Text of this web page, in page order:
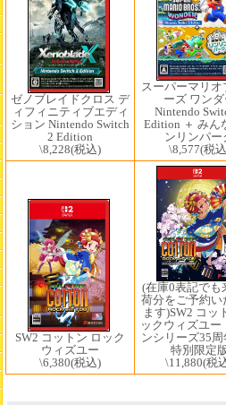
ゼノブレイドクロス デ
ィフィニティブエディ
ション Nintendo Switch
2 Edition
\8,228(税込)
スーパーマリオ
ーズ ワン
Nintendo
Edition ＋ みん
ンリンパー
\8,577(税
SW2 コットン ロック
ウィズユー
\6,380(税込)
(在庫0表記でも
荷分をご予約い
ます)SW2 コッ
ックウィズユー
ンシリーズ35
特別限定
\11,880(税